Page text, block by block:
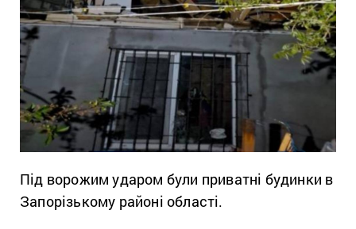
Під ворожим ударом були приватні будинки в
Запорізькому районі області.